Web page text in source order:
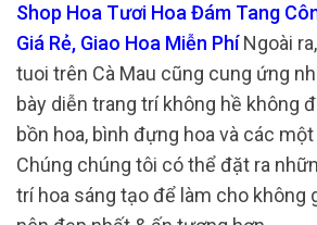
Shop Hoa Tươi Hoa Đám Tang
Giá Rẻ, Giao Hoa Miễn PhíNgoài
tuoi trên Cà Mau cũng cung ứng
bày diễn trang trí không hề không
bồn hoa, bình đựng hoa và các
Chúng chúng tôi có thể đặt ra
trí hoa sáng tạo để làm cho không